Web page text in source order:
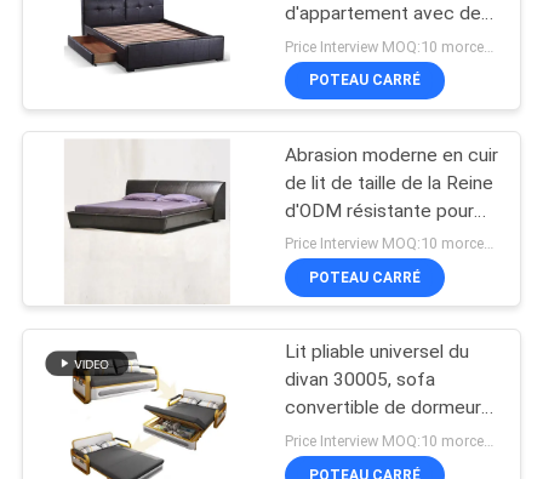
PRIVÉERetirez le matelas
de divan
Chaise simple
moderne de Seater
d'appartement avec des
tiroirs pratiques
POTEAU CARRÉ
Abrasion moderne en cuir
de lit de taille de la Reine
d'ODM résistante pour
l'appartement
Price Interview MOQ:10 morceaux
POTEAU CARRÉ
Lit pliable universel du
divan 30005, sofa
convertible de dormeur
de salon
Price Interview MOQ:10 morceaux
POTEAU CARRÉ